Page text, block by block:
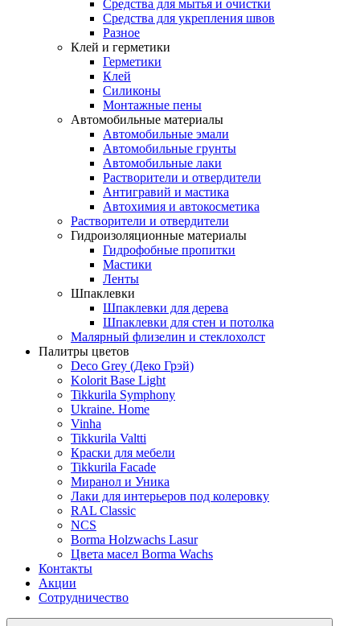
Средства для мытья и очистки
Средства для укрепления швов
Разное
Клей и герметики
Герметики
Клей
Силиконы
Монтажные пены
Автомобильные материалы
Автомобильные эмали
Автомобильные грунты
Автомобильные лаки
Растворители и отвердители
Антигравий и мастика
Автохимия и автокосметика
Растворители и отвердители
Гидроизоляционные материалы
Гидрофобные пропитки
Мастики
Ленты
Шпаклевки
Шпаклевки для дерева
Шпаклевки для стен и потолка
Малярный флизелин и стеклохолст
Палитры цветов
Deco Grey (Деко Грэй)
Kolorit Base Light
Tikkurila Symphony
Ukraine. Home
Vinha
Tikkurila Valtti
Краски для мебели
Tikkurila Facade
Миранол и Уника
Лаки для интерьеров под колеровку
RAL Classic
NCS
Borma Holzwachs Lasur
Цвета масел Borma Wachs
Контакты
Акции
Сотрудничество